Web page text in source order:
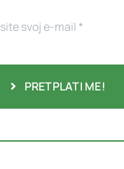
PRETPLATI ME!